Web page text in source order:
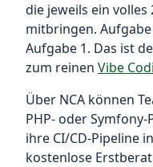
die jeweils ein
mitbringen.
Aufgabe 1. Das ist
zum reinen Vibe
Über NCA können
PHP- oder
ihre CI/CD-Pipeline
kostenlose